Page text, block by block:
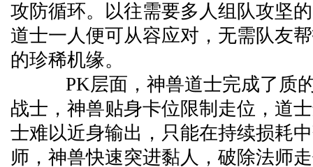
攻防循环。以往需要多人组队攻坚
道士一人便可从容应对，无需队友
的珍稀机缘。
PK层面，神兽道士完成了质
战士，神兽贴身卡位限制走位，道
士难以近身输出，只能在持续损耗
师，神兽快速突进黏人，破除法师